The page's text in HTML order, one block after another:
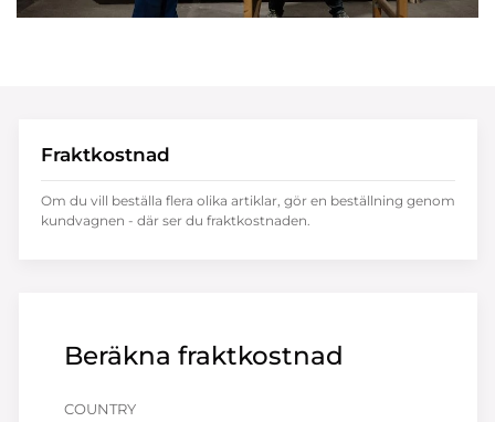
Beräkna fraktkostnad
COUNTRY
Fraktkostnad
Om du vill beställa flera olika artiklar, gör en beställning genom
kundvagnen - där ser du fraktkostnaden.